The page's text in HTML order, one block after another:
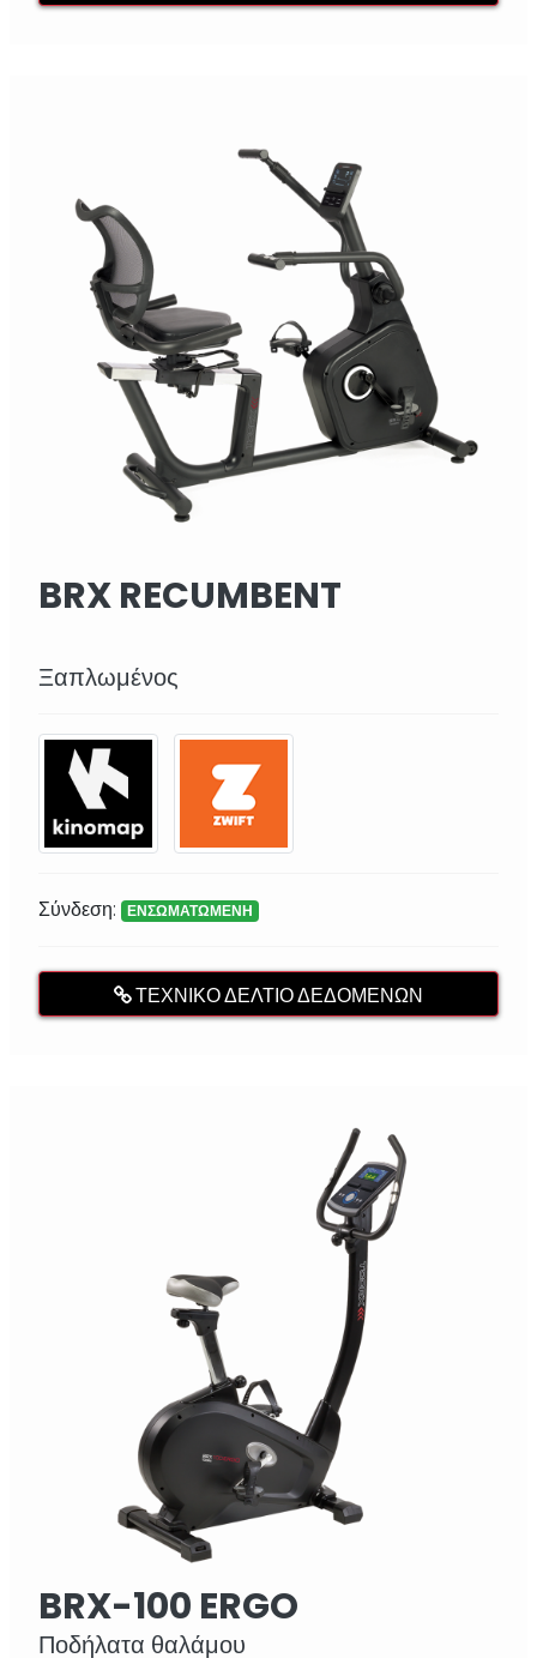
BRX RECUMBENT
Ξαπλωμένος
Σύνδεση: ΕΝΣΩΜΑΤΩΜΕΝΗ
ΤΕΧΝΙΚΌ ΔΕΛΤΊΟ ΔΕΔΟΜΈΝΩΝ
BRX-100 ERGO
Ποδήλατα θαλάμου